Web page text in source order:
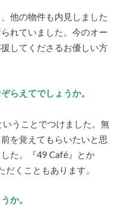
他の物件も内見しました
れていました。今のオー
してくださるお優しい方
らえてでしょうか。
うことでつけました。無
を覚えてもらいたいと思
た。『49 Café』とか
だくこともあります。
か。